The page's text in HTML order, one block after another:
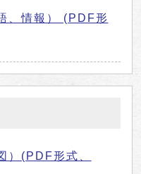
、情報） (PDF形
）(PDF形式、